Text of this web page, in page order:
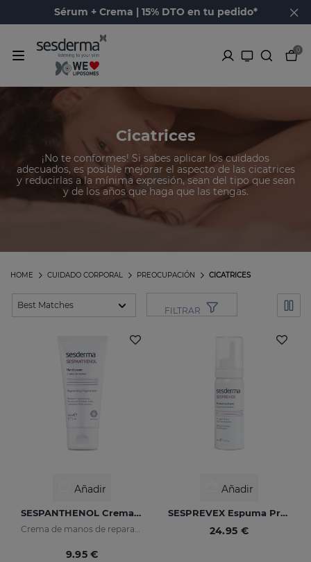
Sérum + Crema | 15% DTO en tu pedido*
0
Cicatrices
¡No te conformes! Si sabes aplicar los cuidados
adecuados, es posible mejorar el aspecto de las cicatrices
y reducirlas a la mínima expresión, sean del tipo que sean
y de los años que haga que las tengas.
CICATRICES
PREOCUPACIÓN
CUIDADO CORPORAL
HOME
FILTRAR
Añadir
SESPANTHENOL Crema De Manos
Crema de manos de reparación intensiva
9.95 €
Añadir
SESPREVEX Espuma Protectora 50 Ml
24.95 €